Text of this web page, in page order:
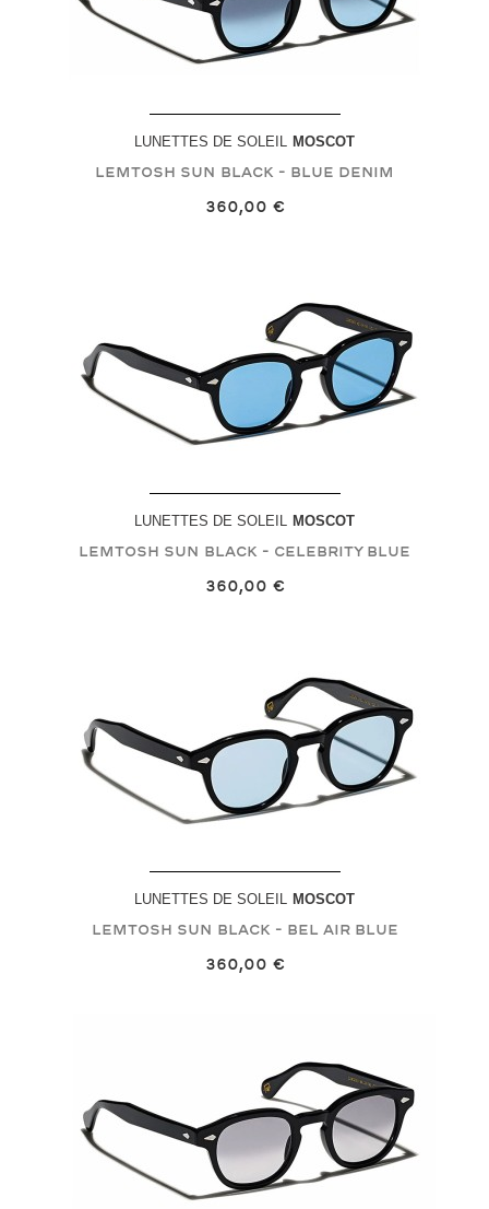
LUNETTES DE SOLEIL MOSCOT
LEMTOSH SUN Black - Blue Denim
360,00 €
LUNETTES DE SOLEIL MOSCOT
LEMTOSH SUN Black - Celebrity Blue
360,00 €
LUNETTES DE SOLEIL MOSCOT
LEMTOSH SUN Black - Bel Air Blue
360,00 €